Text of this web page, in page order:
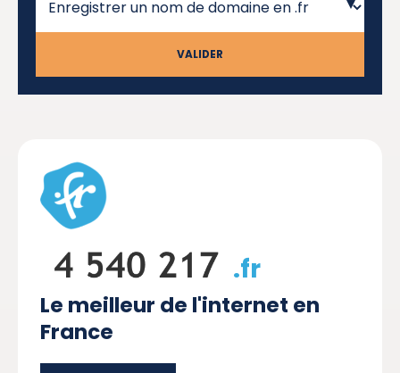
VALIDER
.fr
Le meilleur de l'internet en
France